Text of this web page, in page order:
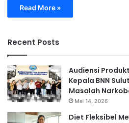
Read More »
Recent Posts
Audiensi
Kepala BNN
Masalah
Mei 14, 2026
Diet Fleksibel